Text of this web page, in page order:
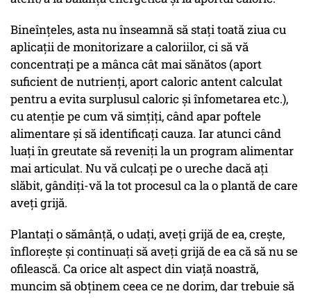
Bineînțeles, asta nu înseamnă să stați toată ziua cu
aplicații de monitorizare a caloriilor, ci să vă
concentrați pe a mânca cât mai sănătos (aport
suficient de nutrienți, aport caloric antent calculat
pentru a evita surplusul caloric și înfometarea etc.),
cu atenție pe cum vă simțiți, când apar poftele
alimentare și să identificați cauza. Iar atunci când
luați în greutate să reveniți la un program alimentar
mai articulat. Nu vă culcați pe o ureche dacă ați
slăbit, gândiți-vă la tot procesul ca la o plantă de care
aveți grijă.
Plantați o sămânță, o udați, aveți grijă de ea, crește,
înflorește și continuați să aveți grijă de ea că să nu se
ofilească. Ca orice alt aspect din viață noastră,
muncim să obținem ceea ce ne dorim, dar trebuie să